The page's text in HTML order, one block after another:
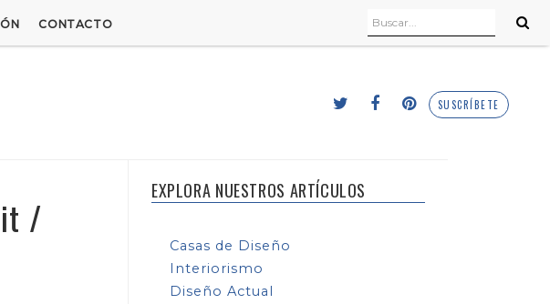
CONTACTO
SUSCRÍBETE
/
EXPLORA NUESTROS ARTÍCULOS
Casas de Diseño
Interiorismo
Diseño Actual